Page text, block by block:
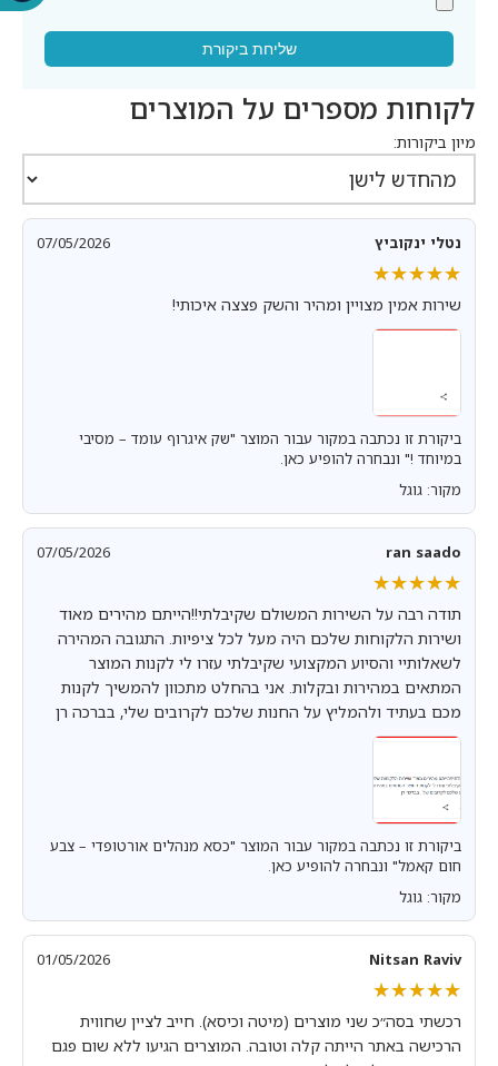
שליחת ביקורת
לקוחות מספרים על המוצרים
מיון ביקורות:
נטלי ינקוביץ 07/05/2026
★★★★★
★★★★★
שירות אמין מצויין ומהיר והשק פצצה איכותי!
ביקורת זו נכתבה במקור עבור המוצר "שק איגרוף עומד – מסיבי
במיוחד !" ונבחרה להופיע כאן.
מקור: גוגל
ran saado
07/05/2026
★★★★★
★★★★★
תודה רבה על השירות המשולם שקיבלתי!!הייתם מהירים מאוד
ושירות הלקוחות שלכם היה מעל לכל ציפיות. התגובה המהירה
לשאלותיי והסיוע המקצועי שקיבלתי עזרו לי לקנות המוצר
המתאים במהירות ובקלות. אני בהחלט מתכוון להמשיך לקנות
מכם בעתיד ולהמליץ על החנות שלכם לקרובים שלי, בברכה רן
ביקורת זו נכתבה במקור עבור המוצר "כסא מנהלים אורטופדי – צבע
חום קאמל" ונבחרה להופיע כאן.
מקור: גוגל
Nitsan Raviv
01/05/2026
★★★★★
★★★★★
רכשתי בסה״כ שני מוצרים (מיטה וכיסא). חייב לציין שחווית
הרכישה באתר הייתה קלה וטובה. המוצרים הגיעו ללא שום פגם